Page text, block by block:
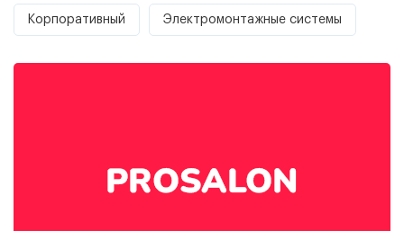
Корпоративный Электромонтажные системы